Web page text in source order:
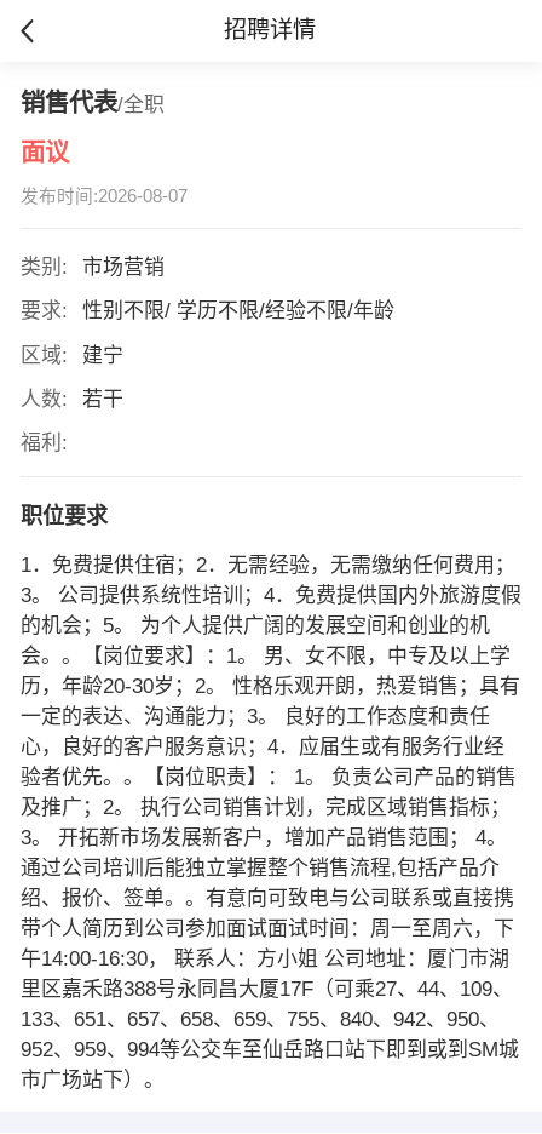
招聘详情
销售代表/全职
面议
发布时间:2026-08-07
类别:
市场营销
要求:
性别不限/ 学历不限/经验不限/年龄
区域:
建宁
人数:
若干
福利:
职位要求
1．免费提供住宿；2．无需经验，无需缴纳任何费用；
3。 公司提供系统性培训；4．免费提供国内外旅游度假
的机会；5。 为个人提供广阔的发展空间和创业的机
会。。【岗位要求】：1。 男、女不限，中专及以上学
历，年龄20-30岁；2。 性格乐观开朗，热爱销售；具有
一定的表达、沟通能力；3。 良好的工作态度和责任
心，良好的客户服务意识；4．应届生或有服务行业经
验者优先。。【岗位职责】： 1。 负责公司产品的销售
及推广；2。 执行公司销售计划，完成区域销售指标；
3。 开拓新市场发展新客户，增加产品销售范围； 4。
通过公司培训后能独立掌握整个销售流程,包括产品介
绍、报价、签单。。有意向可致电与公司联系或直接携
带个人简历到公司参加面试面试时间：周一至周六，下
午14:00-16:30， 联系人：方小姐 公司地址：厦门市湖
里区嘉禾路388号永同昌大厦17F（可乘27、44、109、
133、651、657、658、659、755、840、942、950、
952、959、994等公交车至仙岳路口站下即到或到SM城
市广场站下）。